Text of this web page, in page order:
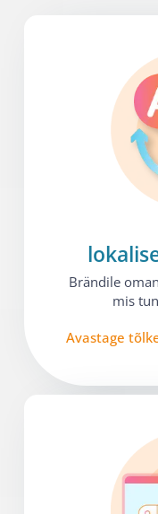
Brändile
mis
Avastage